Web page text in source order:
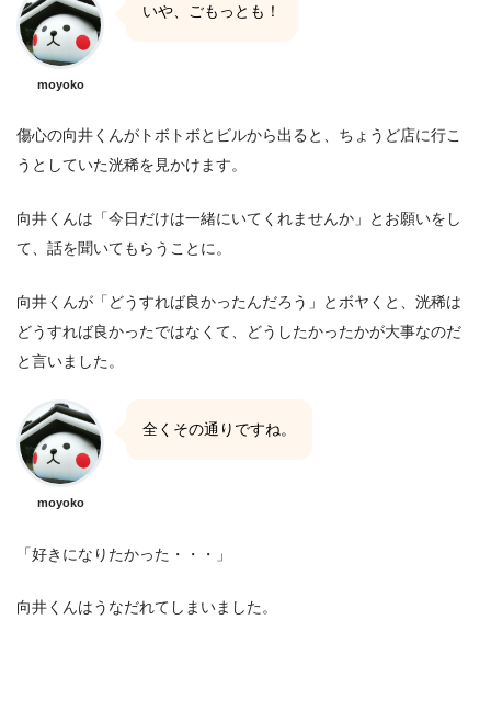
moyoko
いや、ごもっとも！
傷心の向井くんがトボトボとビルから出ると、ちょうど店に行こ
うとしていた洸稀を見かけます。
向井くんは「今日だけは一緒にいてくれませんか」とお願いをし
て、話を聞いてもらうことに。
向井くんが「どうすれば良かったんだろう」とボヤくと、洸稀は
どうすれば良かったではなくて、どうしたかったかが大事なのだ
と言いました。
moyoko
全くその通りですね。
「好きになりたかった・・・」
向井くんはうなだれてしまいました。